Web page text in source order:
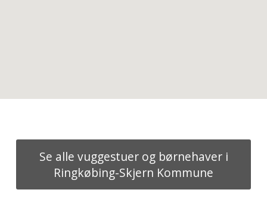
Se alle vuggestuer og børnehaver i
Ringkøbing-Skjern Kommune